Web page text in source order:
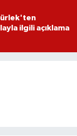
ilgili açıklama